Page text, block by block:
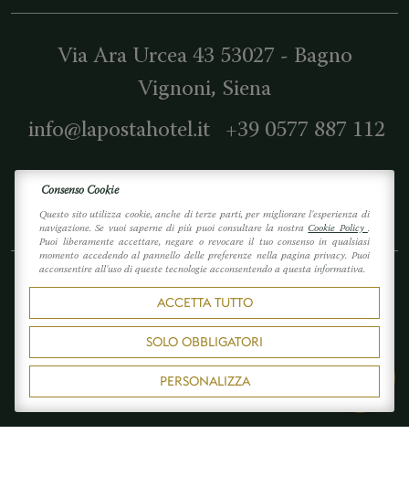
Via Ara Urcea 43 53027 - Bagno
Vignoni, Siena
info@lapostahotel.it
+39 0577 887 112
Sostenibilita Press Area Colohpon Privacy
Cookies Progetti in corso Stiamo cercando te
Accessibilità Whistleblowing
P.Iva: 00675900526 CIN: IT052030A1C58WWBIX
Consenso Cookie
Questo sito utilizza cookie, anche di terze parti, per migliorare l'esperienza di
navigazione. Se vuoi saperne di più puoi consultare la nostraCookie Policy .
Puoi liberamente accettare, negare o revocare il tuo consenso in qualsiasi
momento accedendo al pannello delle preferenze nella pagina privacy. Puoi
acconsentire all'uso di queste tecnologie acconsentendo a questa informativa.
ACCETTA TUTTO
SOLO OBBLIGATORI
PERSONALIZZA